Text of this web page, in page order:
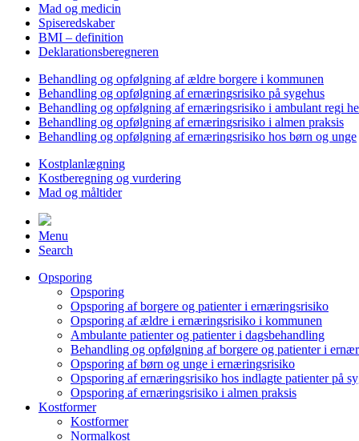
Mad og medicin
Spiseredskaber
BMI – definition
Deklarationsberegneren
Behandling og opfølgning af ældre borgere i kommunen
Behandling og opfølgning af ernæringsrisiko på sygehus
Behandling og opfølgning af ernæringsrisiko i ambulant regi
Behandling og opfølgning af ernæringsrisiko i almen praksis
Behandling og opfølgning af ernæringsrisiko hos børn og unge
Kostplanlægning
Kostberegning og vurdering
Mad og måltider
Menu
Search
Opsporing
Opsporing
Opsporing af borgere og patienter i ernæringsrisiko
Opsporing af ældre i ernæringsrisiko i kommunen
Ambulante patienter og patienter i dagsbehandling
Behandling og opfølgning af borgere og patienter i
Opsporing af børn og unge i ernæringsrisiko
Opsporing af ernæringsrisiko hos indlagte patienter på
Opsporing af ernæringsrisiko i almen praksis
Kostformer
Kostformer
Normalkost